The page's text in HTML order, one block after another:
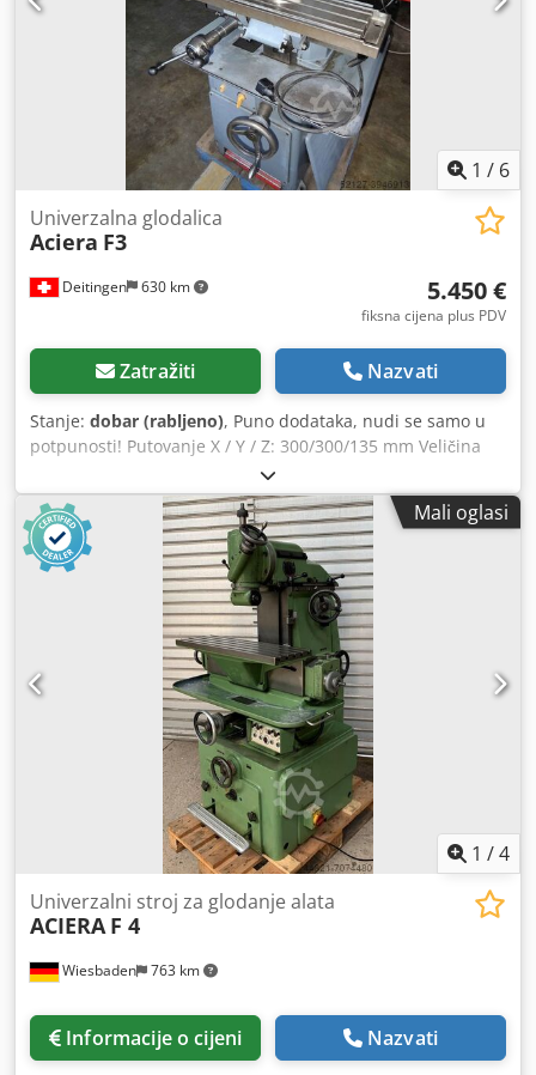
1 / 6
Deitingen 630 km
Univerzalna glodalica
Aciera F3
5.450 €
fiksna cijena plus PDV
Zatražiti Nazvati
Stanje: dobar (rabljeno), Puno dodataka, nudi se samo u
potpunosti! Putovanje X / Y / Z: 300/300/135 mm Veličina
stola Š x D: 700 x 190 mm Brzina vretena: 95 - 6000 o / min
/ 11 koraka Držač alata: Š 20 Težina: cca. 450 kg Veličina
stroja Š x D x V: ca. 900 x 900 x 1500 mm Pribor: Okretni
stol Okrugli stol Ø 200 mm 6 hitaca Različite stezne
stezaljke i stezne naprave Horizontalni glodalica radna
svjetiljka Sustav rashladne tekućine Vice Dwsdjd Erqbepfx
Mali oglasi
1 /4
Wiesbaden 763 km
Univerzalni stroj za glodanje alata
ACIERA F 4
Informacije o cijeni Nazvati